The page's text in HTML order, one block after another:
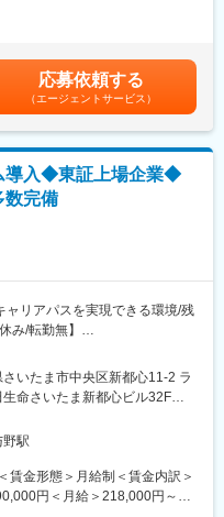
踏まえた供給体制の構築
所・サプライチェーン物流）
最適化
拠点への駐在が発生する可能性
の窓口として、開発（新機種
打ち切り（補償）まで幅広い
です。
、対症療法ではなく構造的な解
ニーズなどを踏まえ、会社が定
があります
SEを募集します。
・提案など上流工程から一貫
ダード上場、金融機関をルー
的なリード業務
ントまたは技術スペシャリスト
ロジェクト
』 など
性があります。月給(月額)は固定
応募依頼する
（エージェントサービス）
導入◆東証上場企業◆
数完備
ャリアパスを実現できる環境/残
み/転勤無】
Cloudの導入プロジェク
ダー、PMO業務、導入コンサ
使うか？どう導入・運用する
サルタントの資格取得を目指
いたま市中央区新都心11-2 ラ
命さいたま新都心ビル32F勤
ま新都心駅受動喫煙対策：屋
駅
賃金形態＞月給制＜賃金内訳＞
円＜月給＞218,000円～